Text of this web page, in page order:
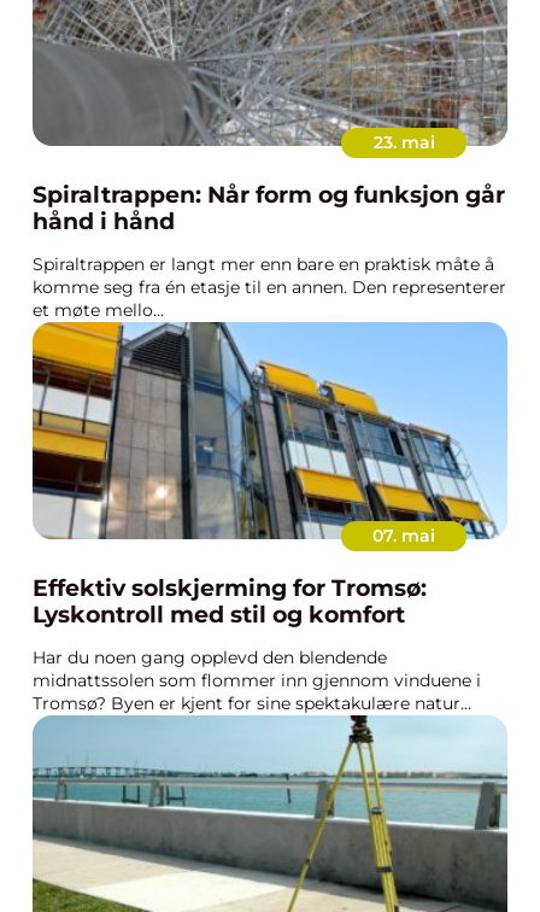
23. mai
Spiraltrappen: Når form og funksjon går
hånd i hånd
Spiraltrappen er langt mer enn bare en praktisk måte å
komme seg fra én etasje til en annen. Den representerer
et møte mello...
07. mai
Effektiv solskjerming for Tromsø:
Lyskontroll med stil og komfort
Har du noen gang opplevd den blendende
midnattssolen som flommer inn gjennom vinduene i
Tromsø? Byen er kjent for sine spektakulære natur...